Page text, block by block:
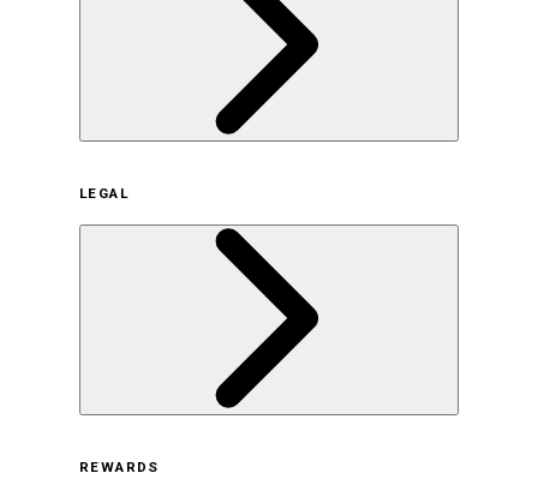
サステナビリティの取り組み（日本）
サステナビリティの取り組み（米国/英語）
ヒストリー
採用情報
LEGAL
REWARDS